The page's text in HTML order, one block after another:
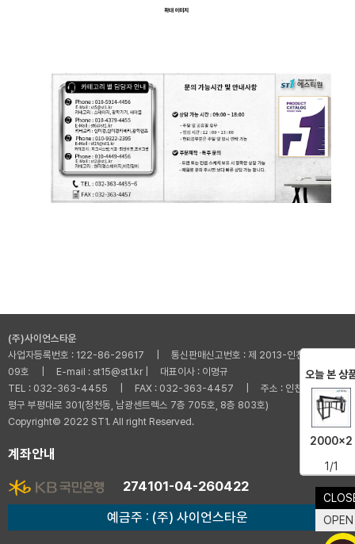
(주)사이언스타운
사업자등록번호 : 122-86-29617 | 통신판매신고번호 : 제 2013-인천부평-001
09호 | E-mail : st15@st1.kr | 대표이사 : 이명규
TEL : 032-363-4455 | FAX : 032-363-4457 | 주소 : 인천광역시 부
평구 부평대로 301(청천동, 남광센트렉스 7층 705호, 8층 803호)
Copyright© 2022 ST1. All right Reserved.
계좌안내
274101-04-260422
예금주 : (주) 사이언스타운
OPEN
오늘 본 상
2000x2
1/1